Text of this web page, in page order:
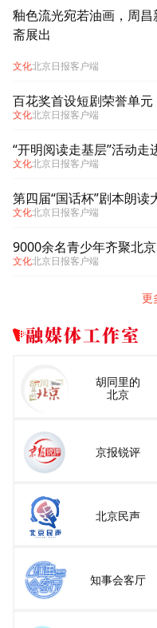
釉色流光宛若油画，周
斋展出
文化北京日报客户端
百花奖首设短剧荣誉单
文化北京日报客户端
文化北京日报客户端
第四届“国话杯”剧本朗
文化北京日报客户端
文化北京日报客户端
更
融媒体工作室
胡同里的
北京
京报锐评
北京民声
知事会客厅